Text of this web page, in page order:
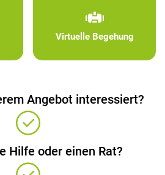
Virtuelle Begehung
Angebot interessiert?
Hilfe oder einen Rat?